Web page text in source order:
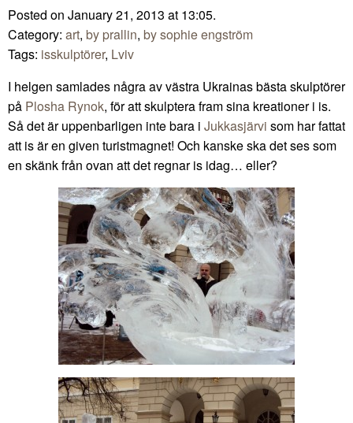
Posted on January 21, 2013 at 13:05.
Category: art, by prallin, by sophie engström
Tags: isskulptörer, Lviv
I helgen samlades några av västra Ukrainas bästa skulptörer
på Plosha Rynok, för att skulptera fram sina kreationer i is.
Så det är uppenbarligen inte bara i Jukkasjärvi som har fattat
att is är en given turistmagnet! Och kanske ska det ses som
en skänk från ovan att det regnar is idag… eller?